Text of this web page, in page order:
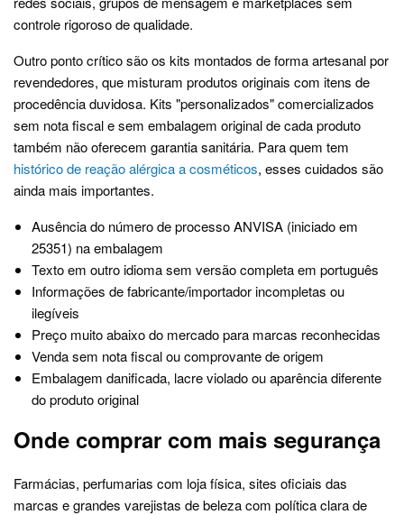
controle rigoroso de qualidade.
Outro ponto crítico são os kits montados de forma artesanal por
revendedores, que misturam produtos originais com itens de
procedência duvidosa. Kits "personalizados" comercializados
sem nota fiscal e sem embalagem original de cada produto
também não oferecem garantia sanitária. Para quem tem
histórico de reação alérgica a cosméticos, esses cuidados são
ainda mais importantes.
Ausência do número de processo ANVISA (iniciado em
25351) na embalagem
Texto em outro idioma sem versão completa em português
Informações de fabricante/importador incompletas ou
ilegíveis
Preço muito abaixo do mercado para marcas reconhecidas
Venda sem nota fiscal ou comprovante de origem
Embalagem danificada, lacre violado ou aparência diferente
do produto original
Onde comprar com mais segurança
Farmácias, perfumarias com loja física, sites oficiais das
marcas e grandes varejistas de beleza com política clara de